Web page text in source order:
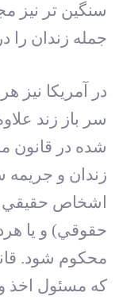
سنگين تر نيز
جمله زندان را
در آمريکا نيز
سر باز زند
حقوقي) و يا
محکوم شود.
که مسئول اخذ